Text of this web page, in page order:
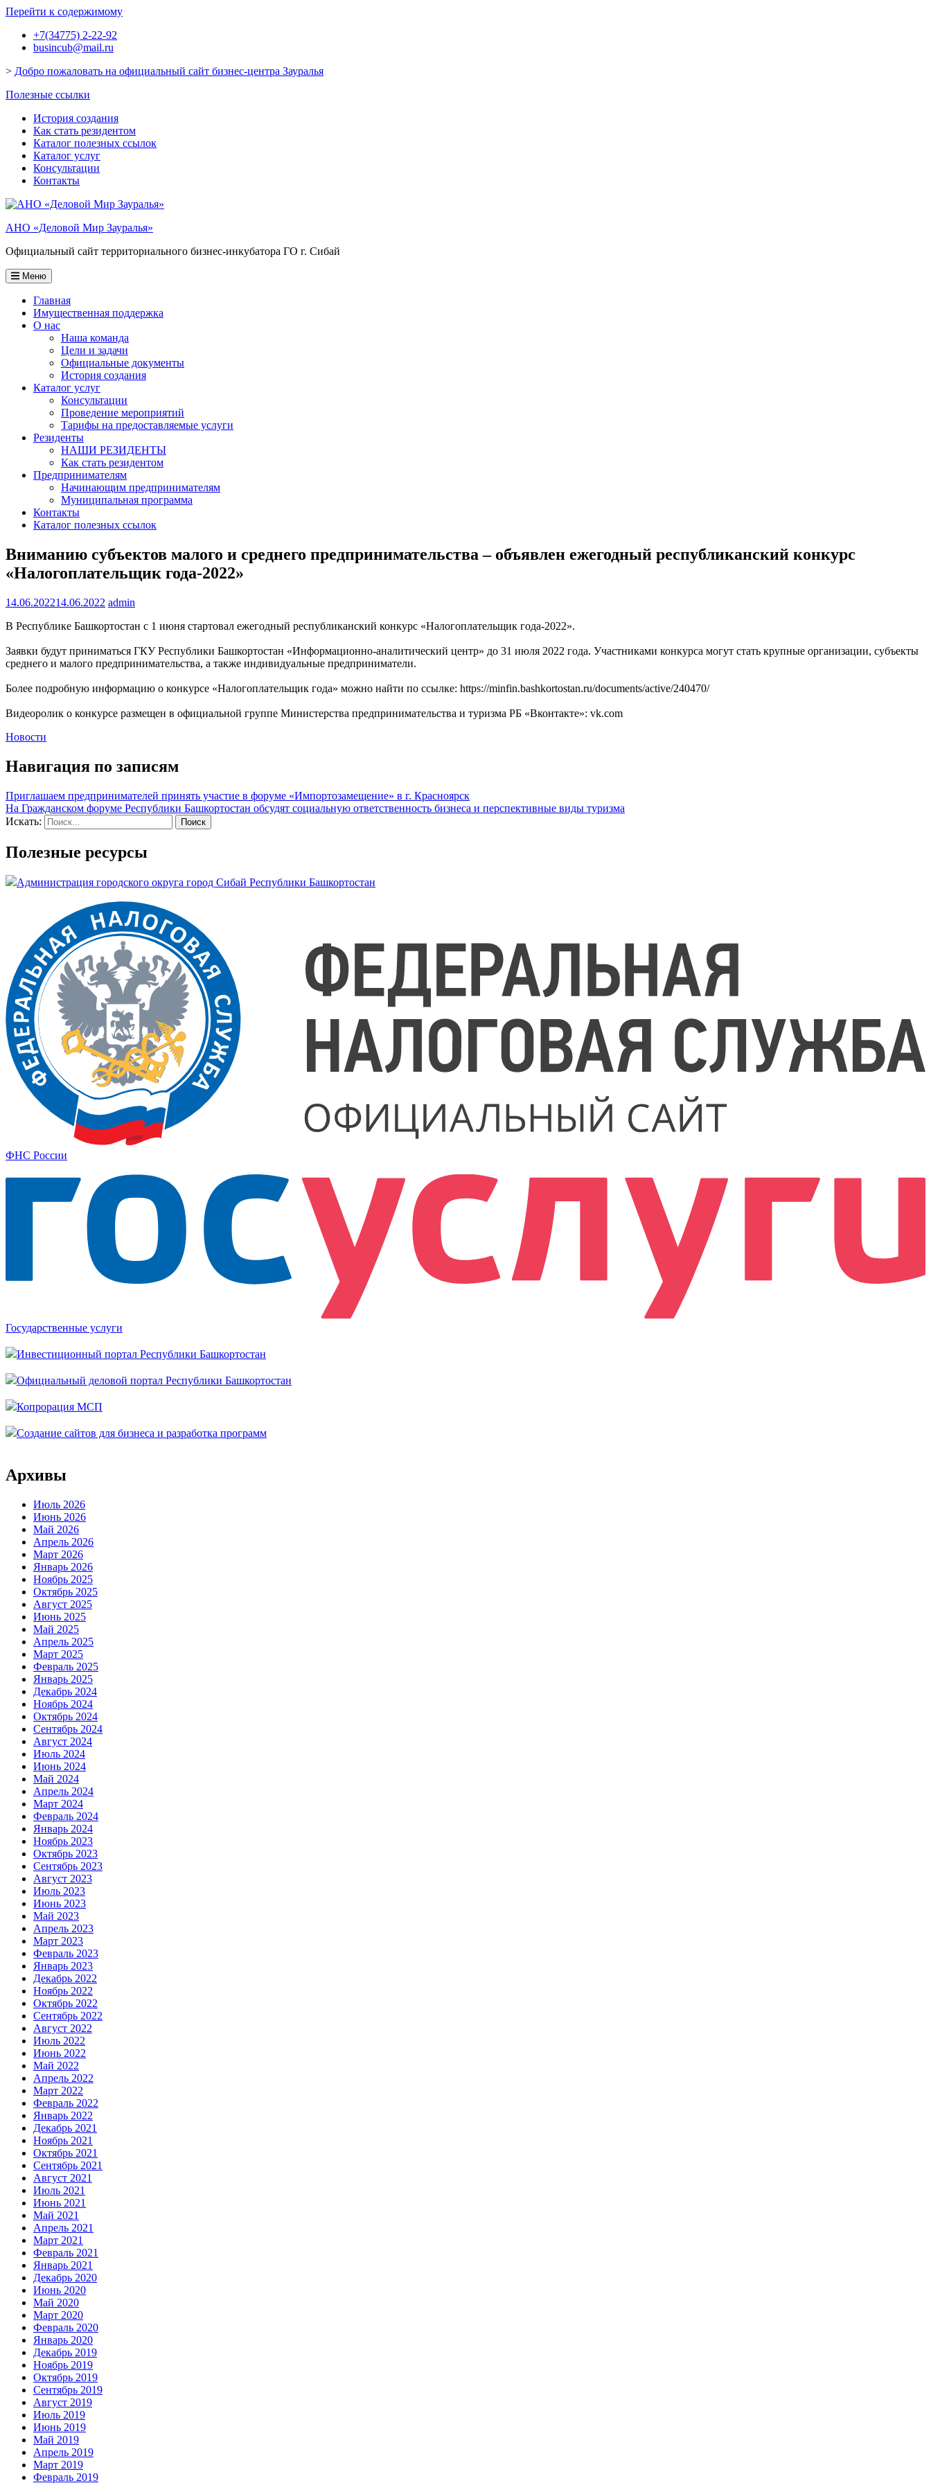
Перейти к содержимому
+7(34775) 2-22-92
busincub@mail.ru
> Добро пожаловать на официальный сайт бизнес-центра Зауралья
Полезные ссылки
История создания
Как стать резидентом
Каталог полезных ссылок
Каталог услуг
Консультации
Контакты
АНО «Деловой Мир Зауралья»
Официальный сайт территориального бизнес-инкубатора ГО г. Сибай
Меню
Главная
Имущественная поддержка
О нас
Наша команда
Цели и задачи
Официальные документы
История создания
Каталог услуг
Консультации
Проведение мероприятий
Тарифы на предоставляемые услуги
Резиденты
НАШИ РЕЗИДЕНТЫ
Как стать резидентом
Предпринимателям
Начинающим предпринимателям
Муниципальная программа
Контакты
Каталог полезных ссылок
Вниманию субъектов малого и среднего предпринимательства – объявлен ежегодный республиканский конкурс
«Налогоплательщик года-2022»
14.06.202214.06.2022 admin
В Республике Башкортостан с 1 июня стартовал ежегодный республиканский конкурс «Налогоплательщик года-2022».
Заявки будут приниматься ГКУ Республики Башкортостан «Информационно-аналитический центр» до 31 июля 2022 года. Участниками конкурса могут стать крупные организации, субъекты
среднего и малого предпринимательства, а также индивидуальные предприниматели.
Более подробную информацию о конкурсе «Налогоплательщик года» можно найти по ссылке: https://minfin.bashkortostan.ru/documents/active/240470/
Видеоролик о конкурсе размещен в официальной группе Министерства предпринимательства и туризма РБ «Вконтакте»: vk.com
Новости
Навигация по записям
Приглашаем предпринимателей принять участие в форуме «Импортозамещение» в г. Красноярск
На Гражданском форуме Республики Башкортостан обсудят социальную ответственность бизнеса и перспективные виды туризма
Искать:
Полезные ресурсы
Администрация городского округа город Сибай Республики Башкортостан
ФНС России
Государственные услуги
Инвестиционный портал Республики Башкортостан
Официальный деловой портал Республики Башкортостан
Копрорация МСП
Создание сайтов для бизнеса и разработка программ
Архивы
Июль 2026
Июнь 2026
Май 2026
Апрель 2026
Март 2026
Январь 2026
Ноябрь 2025
Октябрь 2025
Август 2025
Июнь 2025
Май 2025
Апрель 2025
Март 2025
Февраль 2025
Январь 2025
Декабрь 2024
Ноябрь 2024
Октябрь 2024
Сентябрь 2024
Август 2024
Июль 2024
Июнь 2024
Май 2024
Апрель 2024
Март 2024
Февраль 2024
Январь 2024
Ноябрь 2023
Октябрь 2023
Сентябрь 2023
Август 2023
Июль 2023
Июнь 2023
Май 2023
Апрель 2023
Март 2023
Февраль 2023
Январь 2023
Декабрь 2022
Ноябрь 2022
Октябрь 2022
Сентябрь 2022
Август 2022
Июль 2022
Июнь 2022
Май 2022
Апрель 2022
Март 2022
Февраль 2022
Январь 2022
Декабрь 2021
Ноябрь 2021
Октябрь 2021
Сентябрь 2021
Август 2021
Июль 2021
Июнь 2021
Май 2021
Апрель 2021
Март 2021
Февраль 2021
Январь 2021
Декабрь 2020
Июнь 2020
Май 2020
Март 2020
Февраль 2020
Январь 2020
Декабрь 2019
Ноябрь 2019
Октябрь 2019
Сентябрь 2019
Август 2019
Июль 2019
Июнь 2019
Май 2019
Апрель 2019
Март 2019
Февраль 2019